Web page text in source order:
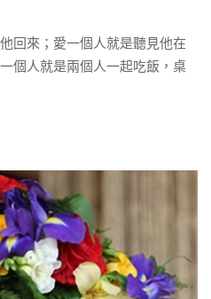
回來；愛一個人就是聽見他在
個人就是兩個人一起吃飯，桌